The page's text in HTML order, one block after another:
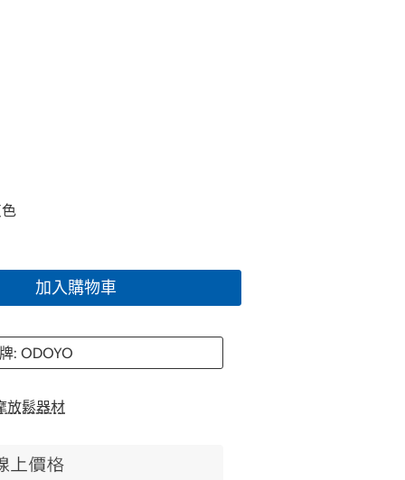
加入購物車
: ODOYO
放鬆器材